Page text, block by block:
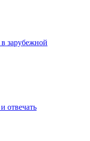
зарубежной
отвечать